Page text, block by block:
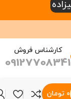
کارشناس فروش
09127708341
۰ تومان